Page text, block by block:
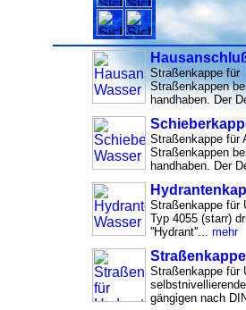
Straßenkappe für
Straßenkappen
handhaben. Der
Straßenkappe für
Straßenkappen
handhaben. Der
Straßenkappe für
Typ 4055 (starr)
''Hydrant''... mehr
Straßenkappe für
gängigen nach